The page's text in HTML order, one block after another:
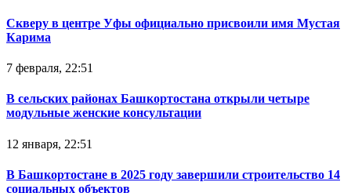
Скверу в центре Уфы официально присвоили имя Мустая
Карима
7 февраля, 22:51
В сельских районах Башкортостана открыли четыре
модульные женские консультации
12 января, 22:51
В Башкортостане в 2025 году завершили строительство 14
социальных объектов